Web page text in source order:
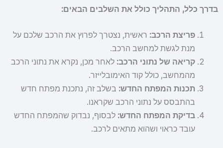
בדרך כלל, התהליך כולל את השלבים הבאים:
פריצת הרכב: ראשית, נצטרך לפרוץ את הרכב שלכם על
מנת לגשת למחשב הרכב.
קריאה של נתוני הרכב: לאחר מכן, נקרא את נתוני הרכב
מהמחשב, כולל קוד האימובלייזר.
תכנות המפתח החדש: בשלב זה, נתכנת מפתח חדש
בהתבסס על נתוני הרכב שקראנו.
בדיקת המפתח החדש: לבסוף, נבדוק שהמפתח החדש
עובד כראוי ושהוא מתאים לרכב.